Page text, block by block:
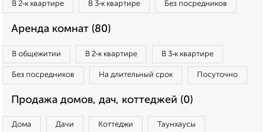
В 2‑к квартире В 3‑к квартире Без посредников
Аренда комнат (80)
В общежитии В 2‑к квартире В 3‑к квартире
Без посредников На длительный срок Посуточно
Продажа домов, дач, коттеджей (0)
Дома Дачи Коттеджи Таунхаусы